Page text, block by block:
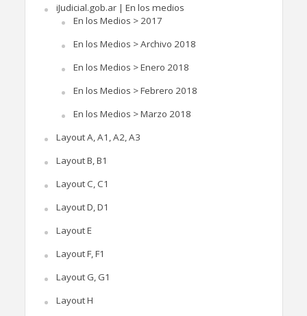
iJudicial.gob.ar | En los medios
En los Medios > 2017
En los Medios > Archivo 2018
En los Medios > Enero 2018
En los Medios > Febrero 2018
En los Medios > Marzo 2018
Layout A, A1, A2, A3
Layout B, B1
Layout C, C1
Layout D, D1
Layout E
Layout F, F1
Layout G, G1
Layout H